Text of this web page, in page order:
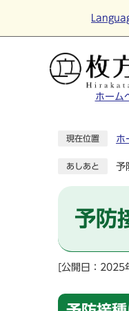
ホーム
現在位置 ホ
あしあと 予
予防
[公開日：2025